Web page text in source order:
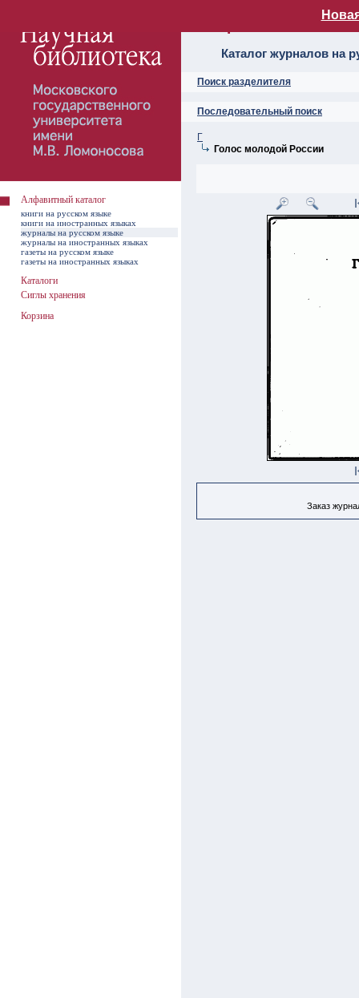
Алфавитный
Каталог журналов на
Поиск разделителя
Последовательный поиск
Г
Голос молодой России
Заказ
Алфавитный каталог
книги на русском языке
книги на иностранных языках
журналы на русском языке
журналы на иностранных языках
газеты на русском языке
газеты на иностранных языках
Каталоги
Сиглы хранения
Корзина